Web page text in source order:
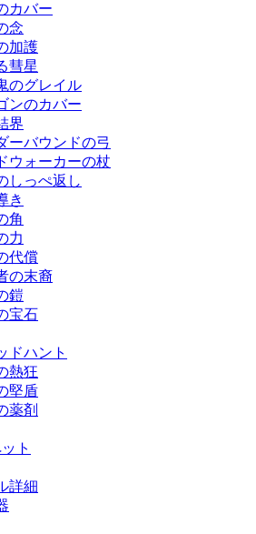
カバー
念
加護
彗星
のグレイル
ンのカバー
界
ーバウンドの弓
ウォーカーの杖
しっぺ返し
き
角
力
代償
の末裔
鎧
宝石
ドハント
熱狂
堅盾
薬剤
ト
詳細